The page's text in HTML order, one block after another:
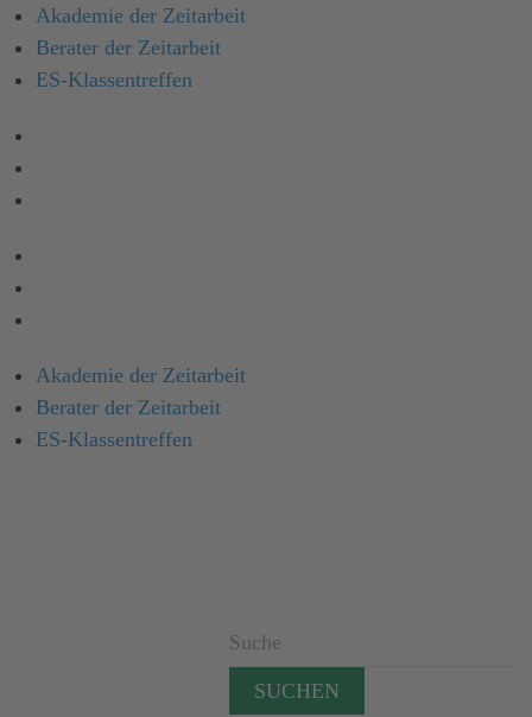
Akademie der Zeitarbeit
Berater der Zeitarbeit
ES-Klassen­treffen
Akademie der Zeitarbeit
Berater der Zeitarbeit
ES-Klassentreffen
SUCHEN